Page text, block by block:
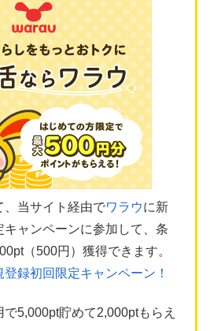
、当サイト経由でワラウに新
キャンペーンに参加して、条
（500円）獲得できます。
録初回限定キャンペーン！
5,000pt貯めて2,000ptもらえ